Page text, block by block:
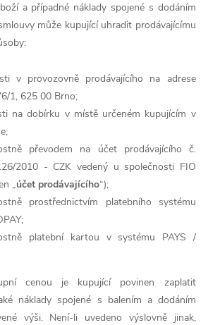
a případné náklady spojené s dodáním
může kupující uhradit prodávajícímu
v provozovně prodávajícího na adrese
1, 625 00 Brno;
na dobírku v místě určeném kupujícím v
převodem na účet prodávajícího č.
2010 - CZK vedený u společnosti FIO
„účet prodávajícího“);
prostřednictvím platebního systému
platební kartou v systému PAYS /
cenou je kupující povinen zaplatit
náklady spojené s balením a dodáním
výši. Není-li uvedeno výslovně jinak,